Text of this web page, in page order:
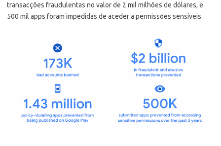
transacções fraudulentas no valor de 2 mil milhões de dólares, e
500 mil apps foram impedidas de aceder a permissões sensíveis.